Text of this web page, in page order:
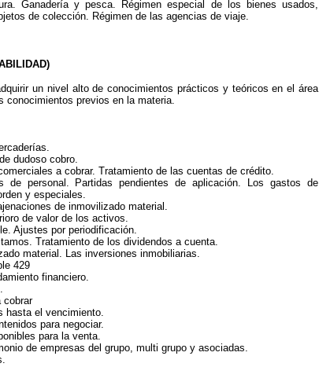
Ganadería y pesca. Régimen especial de los bienes usados,
de colección. Régimen de las agencias de viaje.
un nivel alto de conocimientos prácticos y teóricos en el área
previos en la materia.
dudoso cobro.
a cobrar. Tratamiento de las cuentas de crédito.
de personal. Partidas pendientes de aplicación. Los gastos de
y especiales.
de inmovilizado material.
de valor de los activos.
Ajustes por periodificación.
Tratamiento de los dividendos a cuenta.
material. Las inversiones inmobiliarias.
429
financiero.
cobrar
hasta el vencimiento.
para negociar.
para la venta.
de empresas del grupo, multi grupo y asociadas.